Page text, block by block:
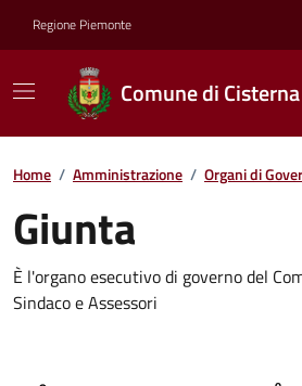
Regione Piemonte
Comune di
Home / Amministrazione / Organi di
Giunta
È l'organo esecutivo di governo del
Sindaco e Assessori